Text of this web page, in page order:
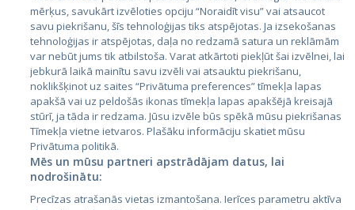
Латвия
Литва
City24.lv
City24.ee
Kainos.lt
mērķus, savukārt izvēloties opciju “Noraidīt visu” vai atsaucot
savu piekrišanu, šīs tehnoloģijas tiks atspējotas. Ja izsekošanas
tehnoloģijas ir atspējotas, daļa no redzamā satura un reklāmām
var nebūt jums tik atbilstoša. Varat atkārtoti piekļūt šai izvēlnei, lai
jebkurā laikā mainītu savu izvēli vai atsauktu piekrišanu,
noklikšķinot uz saites “Privātuma preferences” tīmekļa lapas
apakšā vai uz peldošās ikonas tīmekļa lapas apakšējā kreisajā
stūrī, ja tāda ir redzama. Jūsu izvēle būs spēkā mūsu piekrišanas
Tīmekļa vietne ietvaros. Plašāku informāciju skatiet mūsu
Privātuma politikā.
Mēs un mūsu partneri apstrādājam datus, lai
nodrošinātu:
Precīzas atrašanās vietas izmantošana. Ierīces parametru aktīva